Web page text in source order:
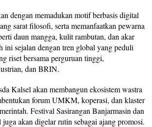
dengan memadukan motif berbasis digital
sarat filosofi, serta memanfaatkan pewarna
daun mangga, kulit rambutan, dan akar
ini sejalan dengan tren global yang peduli
riset bersama perguruan tinggi,
dan BRIN.
Kalsel akan membangun ekosistem wastra
forum UMKM, koperasi, dan klaster
Festival Sasirangan Banjarmasin dan
akan digelar rutin sebagai ajang promosi.